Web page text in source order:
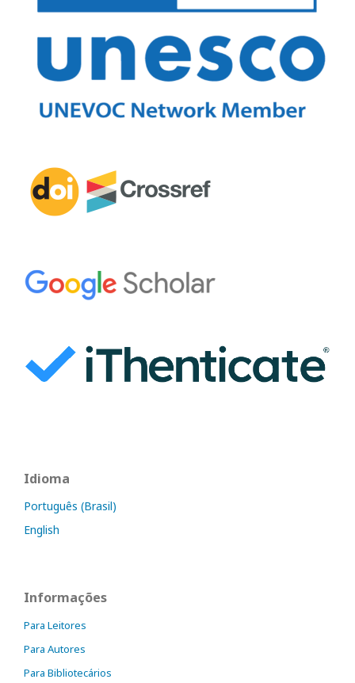
Idioma
Português (Brasil)
English
Informações
Para Leitores
Para Autores
Para Bibliotecários